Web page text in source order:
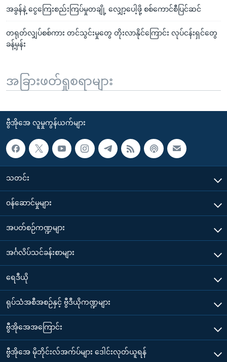
အခွန်နဲ့ ငွေကြေးစည်းကြပ်မှုတချို့ လျှော့ပေါ့ဖို့ စစ်ကောင်စီပြင်ဆင်
တရုတ်လျှပ်စစ်ကား တင်သွင်းမှုတွေ တိုးလာနိုင်ကြောင်း လုပ်ငန်းရှင်တွေ
ခန့်မှန်း
အခြားဖတ်ရှုစရာများ
ဗွီအိုအေ လူမှုကွန်ယက်များ
သတင်း
၀န်ဆောင်မှုများ
အပတ်စဉ်ကဏ္ဍများ
အင်္ဂလိပ်သင်ခန်းစာများ
ရေဒီယို
ရုပ်သံအစီအစဉ်နှင့် ဗွီဒီယိုကဏ္ဍများ
ဗွီအိုအေအကြောင်း
ဗွီအိုအေ မိုဘိုင်းလ်အက်ပ်များ ဒေါင်းလုတ်ယူရန်